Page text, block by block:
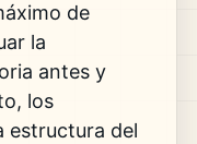
de
la
antes y
los
estructura del